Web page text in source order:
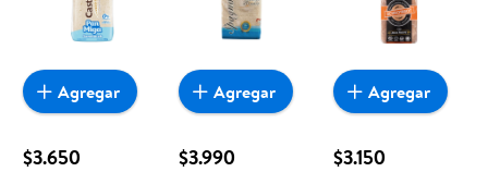
$3.650
Agregar
$3.990
Agregar
$3.150
Agregar